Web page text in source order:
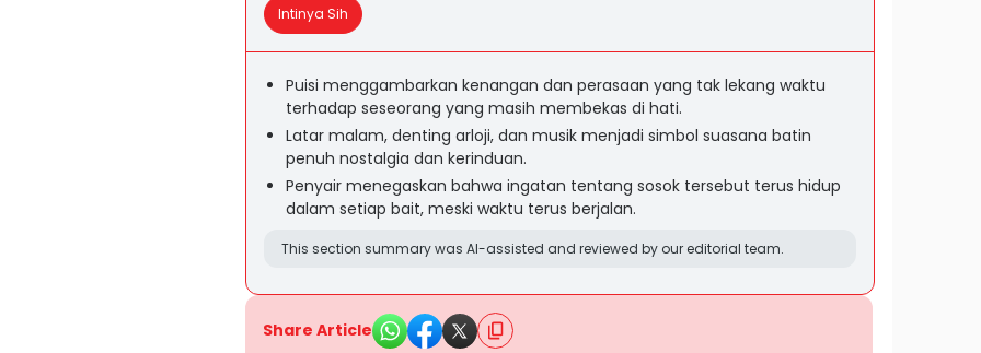
Intinya Sih
Puisi menggambarkan kenangan dan perasaan yang tak lekang waktu
terhadap seseorang yang masih membekas di hati.
Latar malam, denting arloji, dan musik menjadi simbol suasana batin
penuh nostalgia dan kerinduan.
Penyair menegaskan bahwa ingatan tentang sosok tersebut terus hidup
dalam setiap bait, meski waktu terus berjalan.
This section summary was AI-assisted and reviewed by our editorial team.
Share Article